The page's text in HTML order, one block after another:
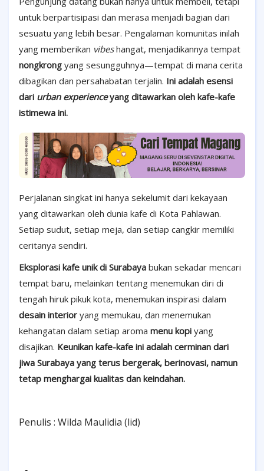
untuk berpartisipasi dan merasa menjadi bagian dari
sesuatu yang lebih besar. Pengalaman komunitas inilah
yang memberikan vibeshangat, menjadikannya tempat
nongkrong yang sesungguhnya—tempat di mana cerita
dibagikan dan persahabatan terjalin. Ini adalah esensi
dari urban experienceyang ditawarkan oleh kafe-kafe
istimewa ini.
Perjalanan singkat ini hanya sekelumit dari kekayaan
yang ditawarkan oleh dunia kafe di Kota Pahlawan.
Setiap sudut, setiap meja, dan setiap cangkir memiliki
ceritanya sendiri.
Eksplorasi kafe unik di Surabaya bukan sekadar mencari
tempat baru, melainkan tentang menemukan diri di
tengah hiruk pikuk kota, menemukan inspirasi dalam
desain interior yang memukau, dan menemukan
kehangatan dalam setiap aroma menu kopi yang
disajikan. Keunikan kafe-kafe ini adalah cerminan dari
jiwa Surabaya yang terus bergerak, berinovasi, namun
tetap menghargai kualitas dan keindahan.
Penulis : Wilda Maulidia (lid)